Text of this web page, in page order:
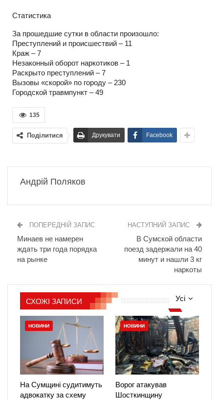
Статистика
За прошедшие сутки в области произошло:
Преступлений и происшествий – 11
Краж – 7
Незаконный оборот наркотиков – 1
Раскрыто преступлений – 7
Вызовы «скорой» по городу – 230
Городской травмпункт – 49
135
Поділитися Друкувати Facebook
Андрій Поляков
ПОПЕРЕДНІЙ ЗАПИС
Минаев не намерен
ждать три года порядка
на рынке
НАСТУПНИЙ ЗАПИС
В Сумской области
поезд задержали на 40
минут и нашли 3 кг
наркоты
Усі
СХОЖІ ЗАПИСИ
НОВИНИ
На Сумщині судитимуть
адвокатку за схему
НОВИНИ
Ворог атакував
Шосткинщину